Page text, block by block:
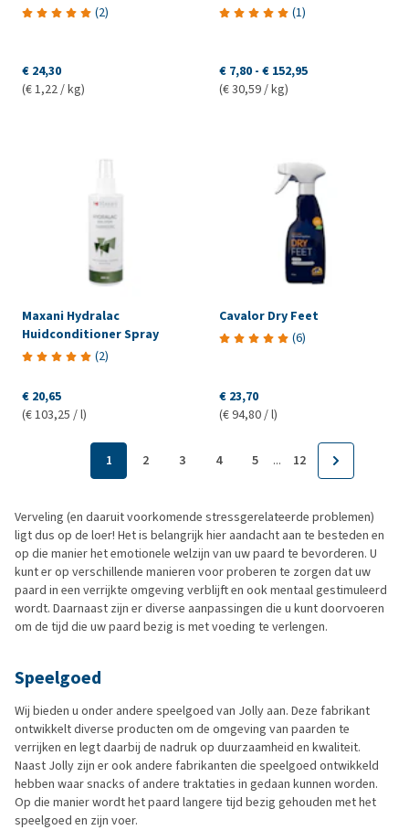
(2)
€ 24,30
(€ 1,22 / kg)
(1)
€ 7,80 - € 152,95
(€ 30,59 / kg)
Maxani Hydralac
Huidconditioner Spray
(2)
€ 20,65
(€ 103,25 / l)
Cavalor Dry Feet
(6)
€ 23,70
(€ 94,80 / l)
1 2 3 4 5 ... 12
Verveling (en daaruit voorkomende stressgerelateerde problemen)
ligt dus op de loer! Het is belangrijk hier aandacht aan te besteden en
op die manier het emotionele welzijn van uw paard te bevorderen. U
kunt er op verschillende manieren voor proberen te zorgen dat uw
paard in een verrijkte omgeving verblijft en ook mentaal gestimuleerd
wordt. Daarnaast zijn er diverse aanpassingen die u kunt doorvoeren
om de tijd die uw paard bezig is met voeding te verlengen.
Speelgoed
Wij bieden u onder andere speelgoed van Jolly aan. Deze fabrikant
ontwikkelt diverse producten om de omgeving van paarden te
verrijken en legt daarbij de nadruk op duurzaamheid en kwaliteit.
Naast Jolly zijn er ook andere fabrikanten die speelgoed ontwikkeld
hebben waar snacks of andere traktaties in gedaan kunnen worden.
Op die manier wordt het paard langere tijd bezig gehouden met het
speelgoed en zijn voer.